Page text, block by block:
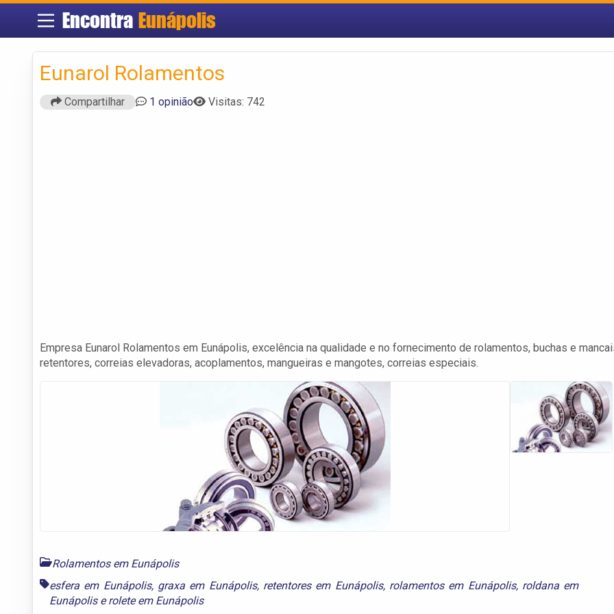
Encontra Eunápolis
Eunarol Rolamentos
Compartilhar 1 opinião Visitas: 742
Empresa Eunarol Rolamentos em Eunápolis, excelência na qualidade e no fornecimento de rolamentos, buchas e
retentores, correias elevadoras, acoplamentos, mangueiras e mangotes, correias especiais.
Rolamentos em Eunápolis
esfera em Eunápolis, graxa em Eunápolis, retentores em Eunápolis, rolamentos em Eunápolis, roldana em
Eunápoliserolete em Eunápolis